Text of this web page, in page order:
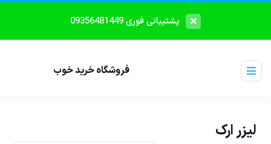
پشتیبانی فوری 09356481449
فروشگاه خرید خوب
لیزر ارک